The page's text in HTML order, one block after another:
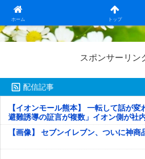
ホーム トップ
日本第一！ニュース録
スポンサーリン
配信記事
【イオンモール熊本】 一転して話が
避難誘導の証言が複数」イオン側が社
疑い
【画像】 セブンイレブン、ついに神商